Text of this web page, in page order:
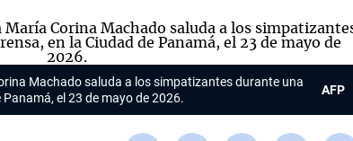
Machado saluda a los simpatizantes durante una
el 23 de mayo de 2026.
AFP